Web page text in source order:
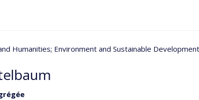
Humanities; Environment and Sustainable Development